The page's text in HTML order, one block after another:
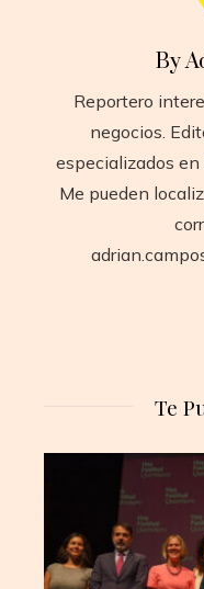
By
Reportero
negocios.
especializados
Me pueden
Te